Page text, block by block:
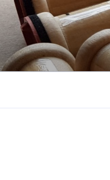
Zum
Inhalt
springen